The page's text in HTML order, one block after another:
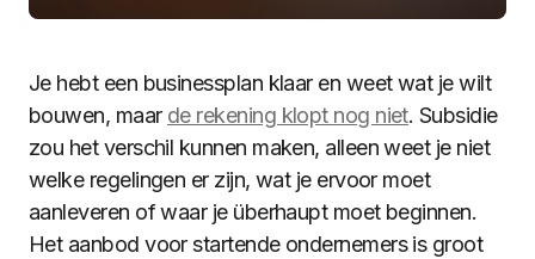
Je hebt een businessplan klaar en weet wat je wilt
bouwen, maar de rekening klopt nog niet. Subsidie
zou het verschil kunnen maken, alleen weet je niet
welke regelingen er zijn, wat je ervoor moet
aanleveren of waar je überhaupt moet beginnen.
Het aanbod voor startende ondernemers is groot